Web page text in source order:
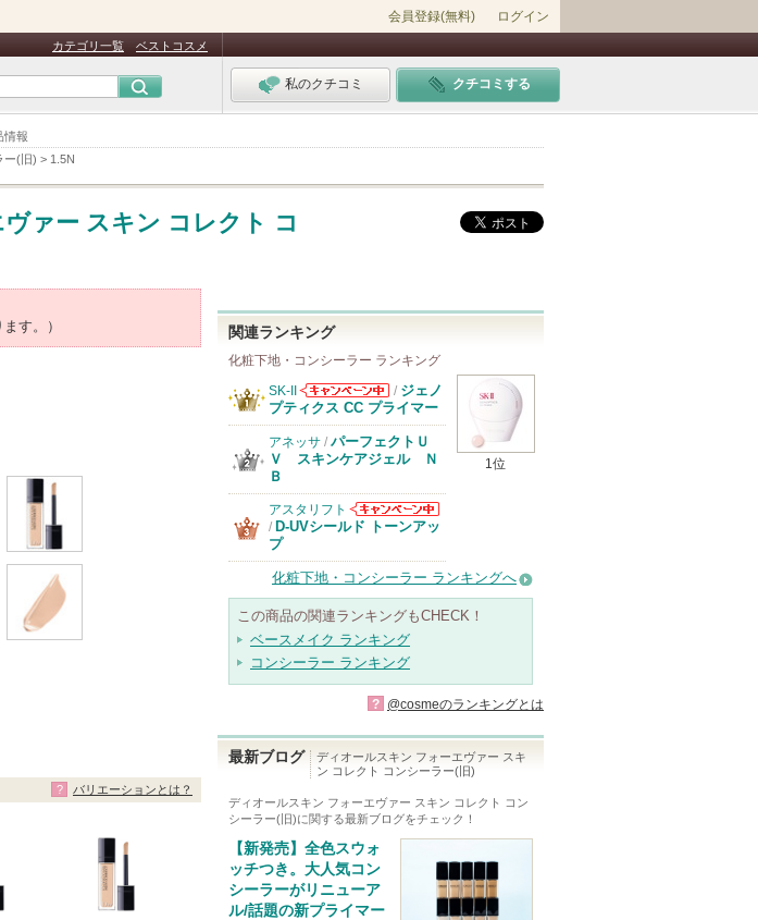
情報
ー(旧) > 1.5N
会員登録(無料) ログイン
カテゴリ一覧 ベストコスメ
私のクチコミ クチコミする
ァー スキン コレクト コ
す。）
バリエーションとは？
関連ランキング
化粧下地・コンシーラー ランキング
1位
SK-II
SK-IIからのお
知らせがありま
す
/ ジェノ
プティクス CC プライマー
アネッサ / パーフェクトＵ
Ｖ スキンケアジェル Ｎ
Ｂ
アスタリフト
アスタリフトか
/ D-UVシールド トーンアッ
プ
化粧下地・コンシーラー ランキングへ
この商品の関連ランキングもCHECK！
ベースメイク ランキング
コンシーラー ランキング
? @cosmeのランキングとは
最新ブログ
ディオールスキン フォーエヴァー スキ
ン コレクト コンシーラー(旧)
ディオールスキン フォーエヴァー スキン コレクト コン
シーラー(旧)に関する最新ブログをチェック！
【新発売】全色スウォ
ッチつき。大人気コン
シーラーがリニューア
ル/話題の新プライマー